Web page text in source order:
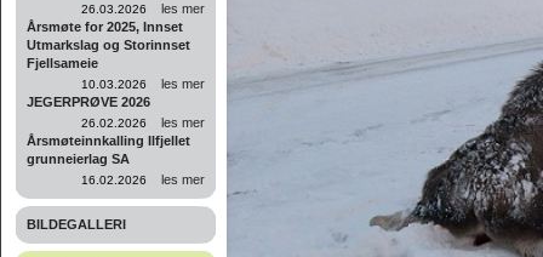
26.03.2026
les mer
Årsmøte for 2025, Innset
Utmarkslag og Storinnset
Fjellsameie
10.03.2026
les mer
JEGERPRØVE 2026
26.02.2026
les mer
Årsmøteinnkalling Ilfjellet
grunneierlag SA
16.02.2026 les mer
BILDEGALLERI